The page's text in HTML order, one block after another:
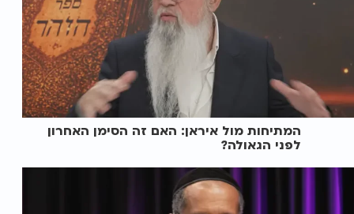
המתיחות מול איראן: האם זה הסימן האחרון
לפני הגאולה?